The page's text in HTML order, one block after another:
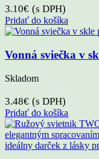
3.10€ (s DPH)
Pridať do košíka
Vonná sviečka v
Skladom
3.48€ (s DPH)
Pridať do košíka